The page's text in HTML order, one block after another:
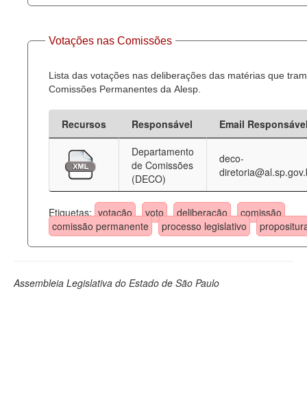
Votações nas Comissões
Lista das votações nas deliberações das matérias que
Comissões Permanentes da Alesp.
Recursos Responsável
Email
Departamento
de Comissões
(DECO)
deco-
Etiquetas: votação voto deliberação
comissão
comissão permanente
processo legislativo
Assembleia Legislativa do Estado de São Paulo